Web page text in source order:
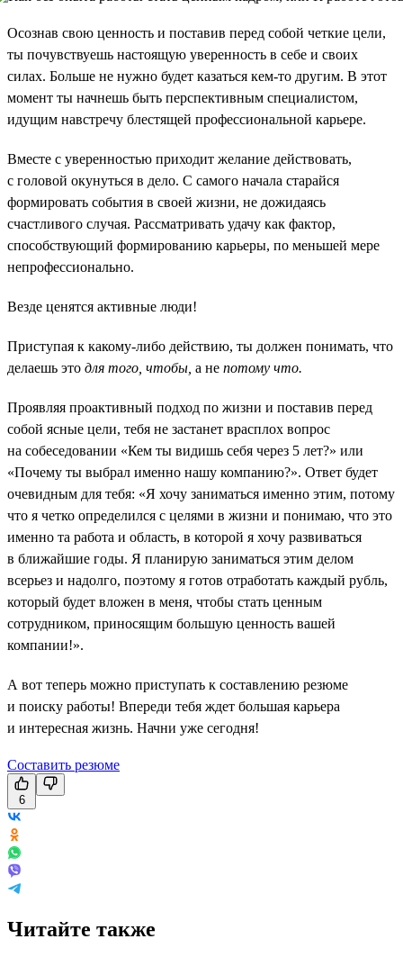
Осознав свою ценность и поставив перед собой четкие цели,
ты почувствуешь настоящую уверенность в себе и своих
силах. Больше не нужно будет казаться кем-то другим. В этот
момент ты начнешь быть перспективным специалистом,
идущим навстречу блестящей профессиональной карьере.
Вместе с уверенностью приходит желание действовать,
с головой окунуться в дело. С самого начала старайся
формировать события в своей жизни, не дожидаясь
счастливого случая. Рассматривать удачу как фактор,
способствующий формированию карьеры, по меньшей мере
непрофессионально.
Везде ценятся активные люди!
Приступая к какому-либо действию, ты должен понимать, что
делаешь это для того, чтобы, а не потому что.
Проявляя проактивный подход по жизни и поставив перед
собой ясные цели, тебя не застанет врасплох вопрос
на собеседовании «Кем ты видишь себя через 5 лет?» или
«Почему ты выбрал именно нашу компанию?». Ответ будет
очевидным для тебя: «Я хочу заниматься именно этим, потому
что я четко определился с целями в жизни и понимаю, что это
именно та работа и область, в которой я хочу развиваться
в ближайшие годы. Я планирую заниматься этим делом
всерьез и надолго, поэтому я готов отработать каждый рубль,
который будет вложен в меня, чтобы стать ценным
сотрудником, приносящим большую ценность вашей
компании!».
А вот теперь можно приступать к составлению резюме
и поиску работы! Впереди тебя ждет большая карьера
и интересная жизнь. Начни уже сегодня!
Составить резюме
6
Читайте также